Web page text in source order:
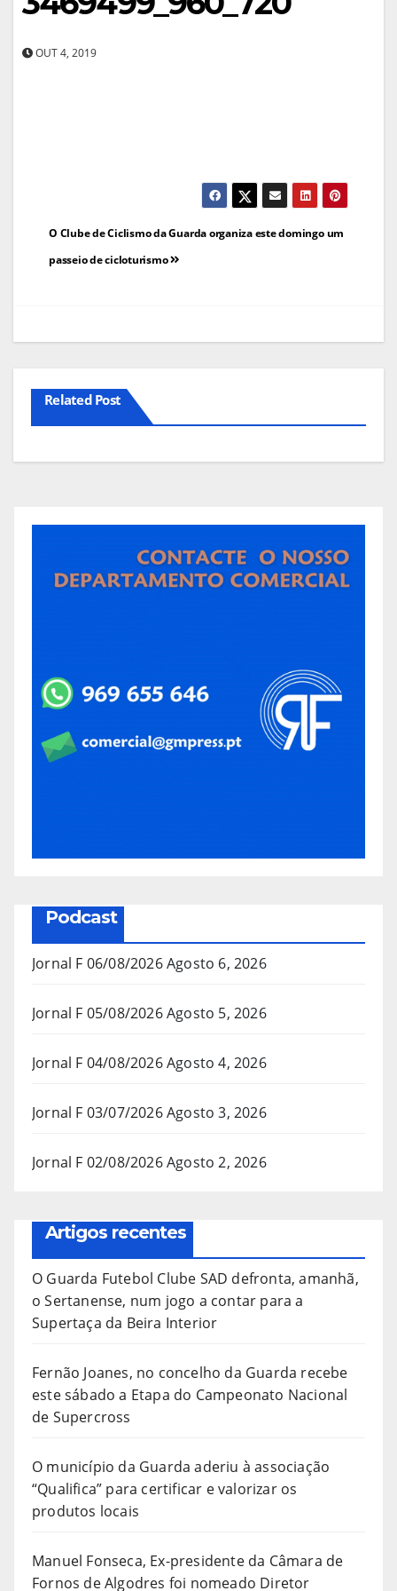
OUT 4, 2019
Navegação
de
O Clube de Ciclismo da Guarda organiza este domingo um
passeio de cicloturismo
Related Post
Podcast
Jornal F 06/08/2026Agosto 6, 2026
Jornal F 05/08/2026Agosto 5, 2026
Jornal F 04/08/2026Agosto 4, 2026
Jornal F 03/07/2026Agosto 3, 2026
Jornal F 02/08/2026Agosto 2, 2026
Artigos recentes
O Guarda Futebol Clube SAD defronta, amanhã,
o Sertanense, num jogo a contar para a
Supertaça da Beira Interior
Fernão Joanes, no concelho da Guarda recebe
este sábado a Etapa do Campeonato Nacional
de Supercross
O município da Guarda aderiu à associação
“Qualifica” para certificar e valorizar os
produtos locais
Manuel Fonseca, Ex-presidente da Câmara de
Fornos de Algodres foi nomeado Diretor